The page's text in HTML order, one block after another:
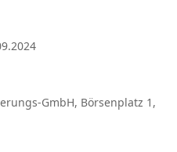
GmbH, Börsenplatz 1,